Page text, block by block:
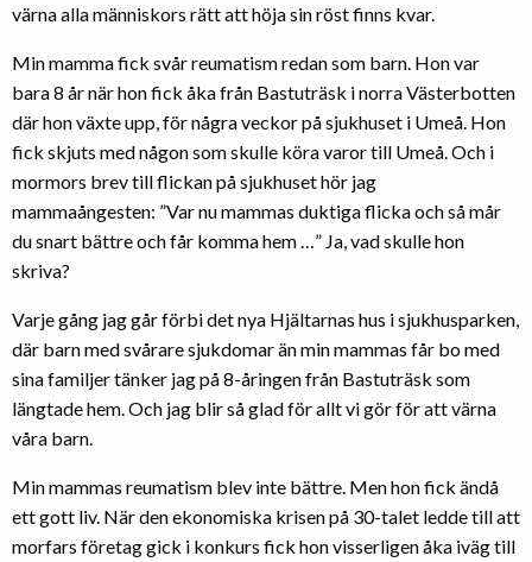
värna alla människors rätt att höja sin röst finns kvar.
Min mamma fick svår reumatism redan som barn. Hon var
bara 8 år när hon fick åka från Bastuträsk i norra Västerbotten
där hon växte upp, för några veckor på sjukhuset i Umeå. Hon
fick skjuts med någon som skulle köra varor till Umeå. Och i
mormors brev till flickan på sjukhuset hör jag
mammaångesten: ”Var nu mammas duktiga flicka och så mår
du snart bättre och får komma hem …” Ja, vad skulle hon
skriva?
Varje gång jag går förbi det nya Hjältarnas hus i sjukhusparken,
där barn med svårare sjukdomar än min mammas får bo med
sina familjer tänker jag på 8-åringen från Bastuträsk som
längtade hem. Och jag blir så glad för allt vi gör för att värna
våra barn.
Min mammas reumatism blev inte bättre. Men hon fick ändå
ett gott liv. När den ekonomiska krisen på 30-talet ledde till att
morfars företag gick i konkurs fick hon visserligen åka iväg till